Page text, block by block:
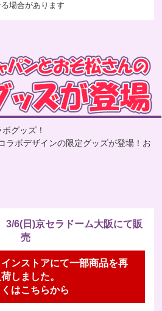
場合があります
グッズ！
ラボデザインの限定グッズが登場！お
3/6(日)京セラドーム大阪にて販
売
ンストアにて一部商品を再
荷しました。
はこちらから